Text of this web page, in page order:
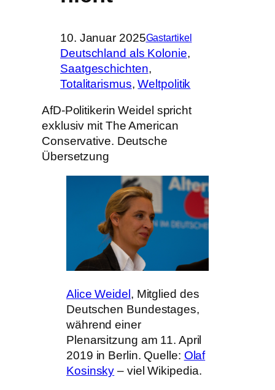
10. Januar 2025Gastartikel
Deutschland als Kolonie
Saatgeschichten
Totalitarismus, Weltpolitik
AfD-Politikerin Weidel spricht
exklusiv mit The American
Conservative. Deutsche
Übersetzung
Alice Weidel, Mitglied des
Deutschen Bundestages,
während einer
Plenarsitzung am 11. April
2019 in Berlin. Quelle: Olaf
Kosinsky – viel Wikipedia.